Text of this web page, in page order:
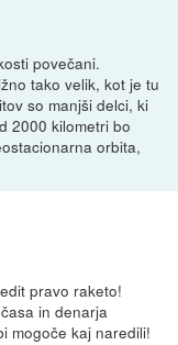
povečani.
tako velik, kot je tu
so manjši delci, ki
2000 kilometri bo
orbita,
pravo raketo!
in denarja
mogoče kaj naredili!